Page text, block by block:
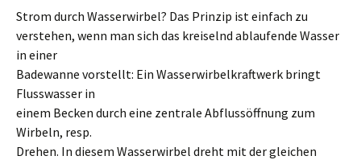
Strom durch Wasserwirbel? Das Prinzip ist einfach zu
verstehen, wenn man sich das kreiselnd ablaufende Wasser
in einer
Badewanne vorstellt: Ein Wasserwirbelkraftwerk bringt
Flusswasser in
einem Becken durch eine zentrale Abflussöffnung zum
Wirbeln, resp.
Drehen. In diesem Wasserwirbel dreht mit der gleichen